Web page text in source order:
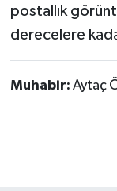
postallık
derecelere
Muhabir: Aytaç
İş ilanı
Kilimli